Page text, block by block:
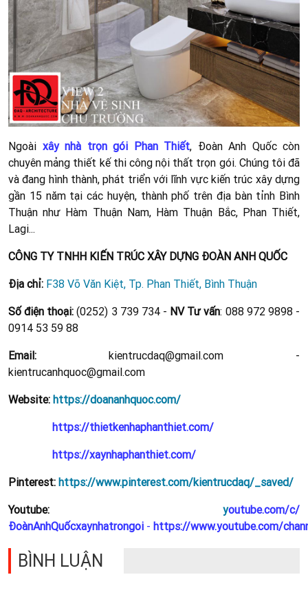
Ngoài xây nhà trọn gói Phan Thiết, Đoàn Anh Quốc còn
chuyên mảng thiết kế thi công nội thất trọn gói. Chúng tôi đã
và đang hình thành, phát triển với lĩnh vực kiến trúc xây dựng
gần 15 năm tại các huyện, thành phố trên địa bàn tỉnh Bình
Thuận như Hàm Thuận Nam, Hàm Thuận Bắc, Phan Thiết,
Lagi...
CÔNG TY TNHH KIẾN TRÚC XÂY DỰNG ĐOÀN ANH QUỐC
Địa chỉ: F38 Võ Văn Kiệt, Tp. Phan Thiết, Bình Thuận
Số điện thoại: (0252) 3 739 734 - NV Tư vấn: 088 972 9898 -
0914 53 59 88
Email: kientrucdaq@gmail.com -
kientrucanhquoc@gmail.com
Website: https://doananhquoc.com/
https://thietkenhaphanthiet.com/
https://xaynhaphanthiet.com/
Pinterest: https://www.pinterest.com/kientrucdaq/_saved/
Youtube: youtube.com/c/
ĐoànAnhQuốcxaynhatrongoi - https://www.youtube.com/
BÌNH LUẬN